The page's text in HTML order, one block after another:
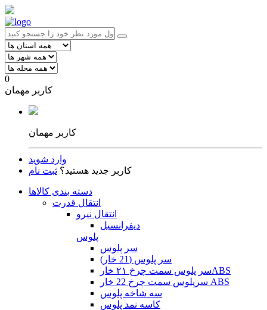
0
کاربر مهمان
کاربر مهمان
وارد شوید
کاربر جدید هستید؟ ثبت نام
دسته بندی کالاها
انتقال قدرت
انتقال نیرو
دیفرانسیل
پلوس
سر پلوس
سر پلوس (21 خار)
سر پلوس سمت چرخ ۲۱ خارABS
سرپلوس سمت چرخ 22 خار ABS
سه شاخه پلوس
کاسه نمد پلوس